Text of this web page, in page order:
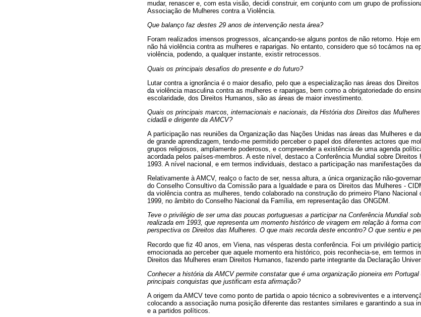
mudar, renascer e, com esta visão, decidi construir, em conjunto com um grupo de
Associação de Mulheres contra a Violência.
Que balanço faz destes 29 anos de intervenção nesta área?
Foram realizados imensos progressos, alcançando-se alguns pontos de não retorno. Hoje
não há violência contra as mulheres e raparigas. No entanto, considero que só tocámos na
violência, podendo, a qualquer instante, existir retrocessos.
Quais os principais desafios do presente e do futuro?
Lutar contra a ignorância é o maior desafio, pelo que a especialização nas áreas dos Direitos
da violência masculina contra as mulheres e raparigas, bem como a obrigatoriedade do
escolaridade, dos Direitos Humanos, são as áreas de maior investimento.
Quais os principais marcos, internacionais e nacionais, da História dos Direitos das
cidadã e dirigente da AMCV?
A participação nas reuniões da Organização das Nações Unidas nas áreas das Mulheres e
de grande aprendizagem, tendo-me permitido perceber o papel dos diferentes actores que
grupos religiosos, amplamente poderosos, e compreender a existência de uma agenda
acordada pelos países-membros. A este nível, destaco a Conferência Mundial sobre Direitos
1993. A nível nacional, e em termos individuais, destaco a participação nas manifestações
Relativamente à AMCV, realço o facto de ser, nessa altura, a única organização não-
do Conselho Consultivo da Comissão para a Igualdade e para os Direitos das Mulheres -
da violência contra as mulheres, tendo colaborado na construção do primeiro Plano
1999, no âmbito do Conselho Nacional da Família, em representação das ONGDM.
Teve o privilégio de ser uma das poucas portuguesas a participar na Conferência Mundial
realizada em 1993, que representa um momento histórico de viragem em relação à forma
perspectiva os Direitos das Mulheres. O que mais recorda deste encontro? O que sentiu e
Recordo que fiz 40 anos, em Viena, nas vésperas desta conferência. Foi um privilégio
emocionada ao perceber que aquele momento era histórico, pois reconhecia-se, em termos
Direitos das Mulheres eram Direitos Humanos, fazendo parte integrante da Declaração
Conhecer a história da AMCV permite constatar que é uma organização pioneira em
principais conquistas que justificam esta afirmação?
A origem da AMCV teve como ponto de partida o apoio técnico a sobreviventes e a
colocando a associação numa posição diferente das restantes similares e garantindo a sua
e a partidos políticos.